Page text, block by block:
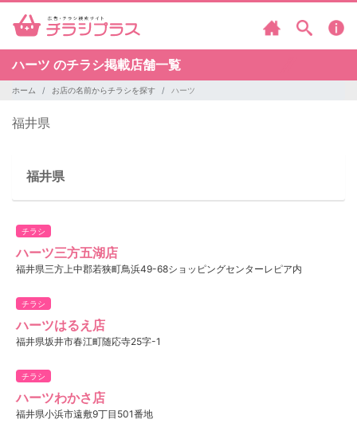
ハーツ のチラシ掲載店舗一覧
ホーム お店の名前からチラシを探す ハーツ
福井県
福井県
チラシ
ハーツ三方五湖店
福井県三方上中郡若狭町鳥浜49-68ショッピングセンターレピア内
チラシ
ハーツはるえ店
福井県坂井市春江町随応寺25字-1
チラシ
ハーツわかさ店
福井県小浜市遠敷9丁目501番地